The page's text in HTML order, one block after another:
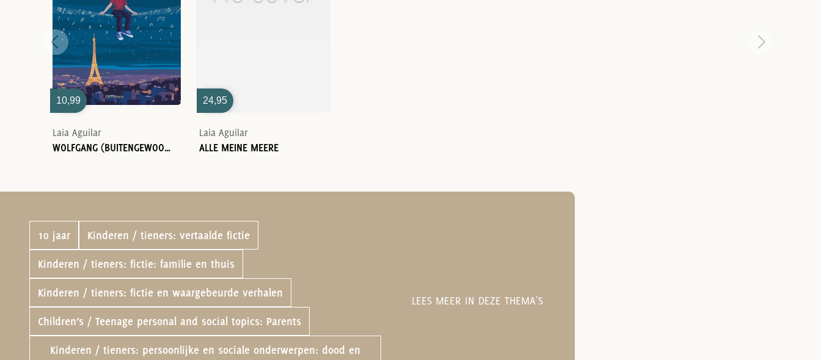
10,99
Laia Aguilar
WOLFGANG (BUITENGEWOON)
24,95
Laia Aguilar
ALLE MEINE MEERE
10 jaar Kinderen / tieners: vertaalde fictie
Kinderen / tieners: fictie: familie en thuis
Kinderen / tieners: fictie en waargebeurde verhalen
Children’s / Teenage personal and social topics: Parents
Kinderen / tieners: persoonlijke en sociale onderwerpen: dood en
LEES MEER IN DEZE THEMA'S